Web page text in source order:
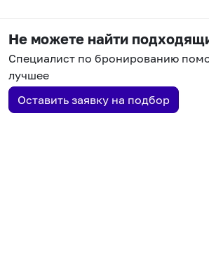
Не можете найти
Специалист по бронированию
лучшее
Оставить заявку на подбор